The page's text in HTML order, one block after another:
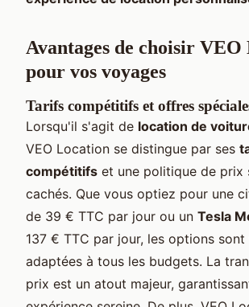
Avantages de choisir VEO
pour vos voyages
Tarifs compétitifs et offres
Lorsqu'il s'agit de location de
VEO Location se distingue par ses
compétitifs et une politique de prix
cachés. Que vous optiez pour une
de 39 € TTC par jour ou un Tesla
137 € TTC par jour, les options sont
adaptées à tous les budgets. La
prix est un atout majeur,